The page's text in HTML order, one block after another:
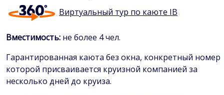
Виртуальный тур по каюте IB
Вместимость: не более 4 чел.
Гарантированная каюта без окна, конкретный номер
которой присваивается круизной компанией за
несколько дней до круиза.